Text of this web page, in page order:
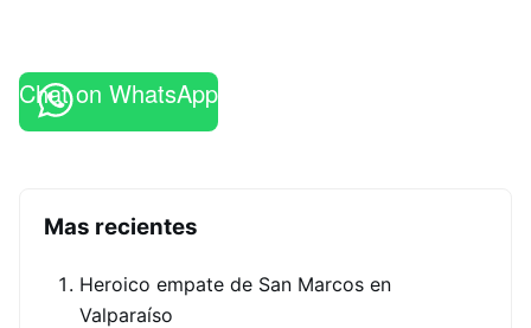
Chat on WhatsApp
Mas recientes
Heroico empate de San Marcos en
Valparaíso